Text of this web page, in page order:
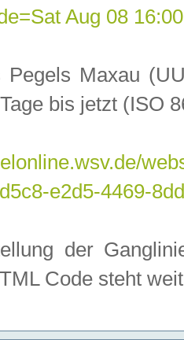
Aug 08
Maxau
bis jetzt (ISO
e2d5-4469-
der
Code steht